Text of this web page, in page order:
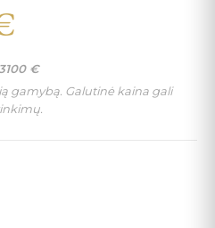
€
gamybą. Galutinė kaina gali